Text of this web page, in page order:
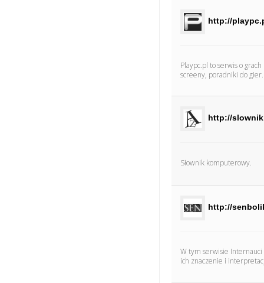
http://
Playpc.pl to serwis o
screeny, poradniki do gier.
http://
Słownik komputerowy.
http://
W tym serwisie Internauci
ich znaczenie i